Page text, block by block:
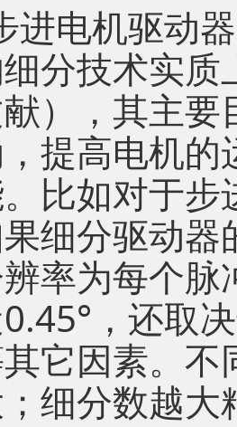
进电机驱动
分技术实
），其主
提高电机
比如对于
细分驱动
率为每个
，还取
它因素。
细分数越大